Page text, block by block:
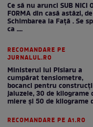
Ce să nu arunci SUB NICI
FORMA din casă astăzi, de
Schimbarea la Față . Se
ca ....
RECOMANDARE PE
JURNALUL.RO
Ministerul lui Pîslaru a
cumpărat tensiometre,
bocanci pentru
jaluzele, 30 de kilograme
miere și 50 de kilograme
RECOMANDARE PE A1.RO